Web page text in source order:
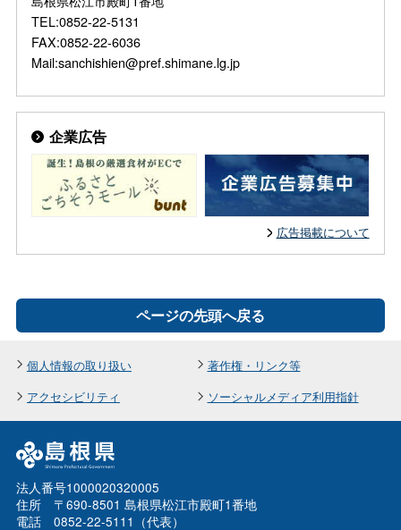
TEL:0852-22-5131
FAX:0852-22-6036
Mail:sanchishien@pref.shimane.lg.jp
企業広告
広告掲載について
ページの先頭へ戻る
個人情報の取り扱い
著作権・リンク等
アクセシビリティ
ソーシャルメディア利用指針
法人番号1000020320005
住所 〒690-8501 島根県松江市殿町1番地
電話 0852-22-5111（代表）